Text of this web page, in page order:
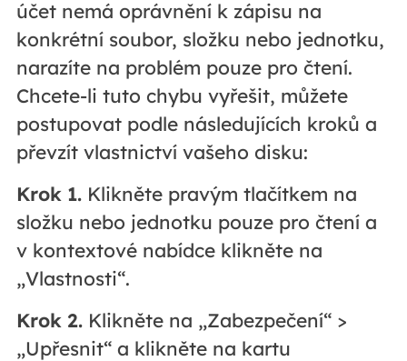
účet nemá oprávnění k zápisu na
konkrétní soubor, složku nebo jednotku,
narazíte na problém pouze pro čtení.
Chcete-li tuto chybu vyřešit, můžete
postupovat podle následujících kroků a
převzít vlastnictví vašeho disku:
Krok 1.Klikněte pravým tlačítkem na
složku nebo jednotku pouze pro čtení a
v kontextové nabídce klikněte na
„Vlastnosti“.
Krok 2.Klikněte na „Zabezpečení“ >
„Upřesnit“ a klikněte na kartu